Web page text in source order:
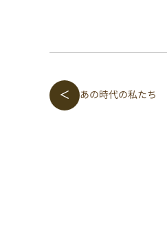
＜ あの時代の私たち